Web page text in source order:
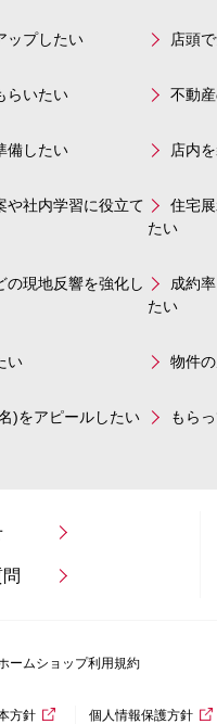
ップしたい 店頭
らいたい 不動
備したい 店内
や社内学習に役立て
住宅
たい
の現地反響を強化し
成約
たい
い 物件
)をアピールしたい もら
ームショップ利用規約
方針 個人情報保護方針